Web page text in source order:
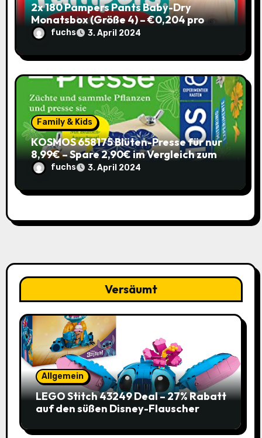
2x 180 Pampers Pants Baby-Dry
Monatsbox (Größe 4) – €0,204 pro
Pants (Sparabo) – Spare €38,39
fuchs 3. April 2024
Family & Kids
KOSMOS 658175 Blüten-Presse für nur
8,99€ – Spare 2,90€ im Vergleich zum
alten Preis!
fuchs 3. April 2024
Versäumt
Allgemein
LEGO Stitch 43249 Deal – 27% Rabatt
auf den süßen Disney-Flauscher